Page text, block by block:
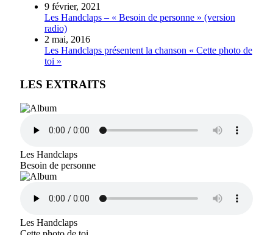
9 février, 2021
Les Handclaps – « Besoin de personne » (version
radio)
2 mai, 2016
Les Handclaps présentent la chanson « Cette photo de
toi »
LES EXTRAITS
Les Handclaps
Besoin de personne
Les Handclaps